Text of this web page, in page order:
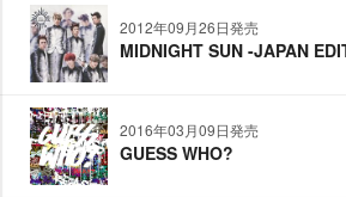
2012年09月26日発売
MIDNIGHT SUN -JAPAN
2016年03月09日発売
GUESS WHO?